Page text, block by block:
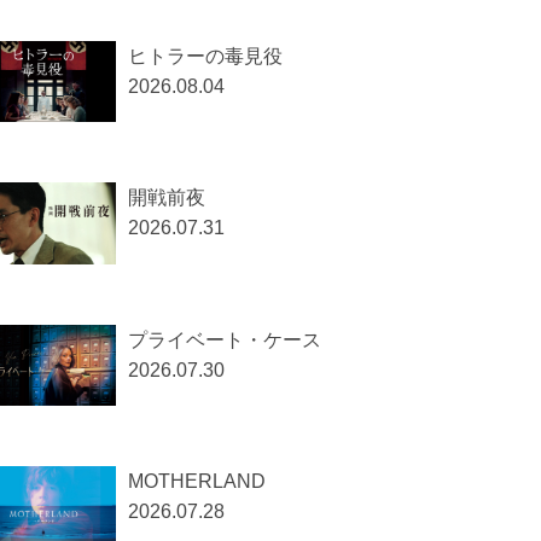
ヒトラーの毒見役
2026.08.04
開戦前夜
2026.07.31
プライベート・ケース
2026.07.30
MOTHERLAND
2026.07.28